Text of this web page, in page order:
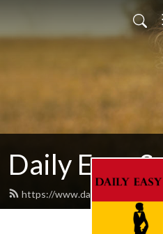
Daily Easy
https://